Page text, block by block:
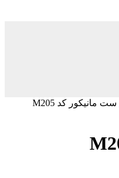
ست مانیکور کد M205